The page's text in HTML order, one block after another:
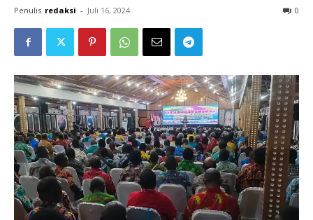
Penulis redaksi - Juli 16, 2024 0